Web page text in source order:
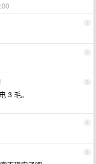
1
2
3
3 毛。
4
5